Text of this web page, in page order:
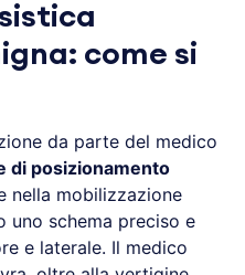
come si
da parte del medico
di posizionamento
nella mobilizzazione
uno schema preciso e
e laterale. Il medico